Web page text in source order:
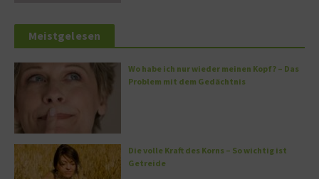
Meistgelesen
Wo habe ich nur wieder meinen Kopf? – Das
Problem mit dem Gedächtnis
Die volle Kraft des Korns – So wichtig ist
Getreide